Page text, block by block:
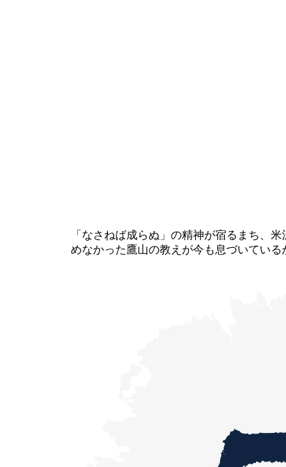
「なさねば成らぬ」の精神が宿るまち、
めなかった鷹山の教えが今も息づいてい